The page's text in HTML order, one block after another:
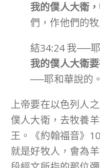
我的僕人大衛
們，作他們的牧
結34:24 我──
我的僕人大衛
──耶和華說的。
上帝要在以色列人
僕人大衛，去牧養
王。《約翰福音》
就是好牧人，會為